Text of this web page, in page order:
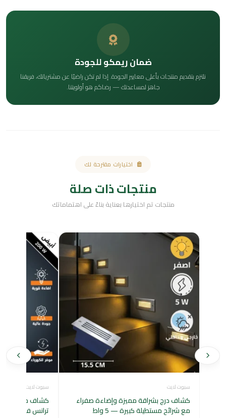
ضمان ريمكو للجودة
نلتزم بتقديم منتجات بأعلى معايير الجودة. إذا لم تكن راضيًا عن مشترياتك، فريقنا
جاهز لمساعدتك — رضاكم هو أولويتنا.
اختيارات مقترحة لك
منتجات ذات صلة
منتجات تم اختيارها بعناية بناءً على اهتماماتك
سبوت لايت
كشاف درج بشراقة مميزة وإضاءة صفراء
مع شرائح مستطيلة كبيرة — 5 واط
سبوت لايت
ترانس فليبس